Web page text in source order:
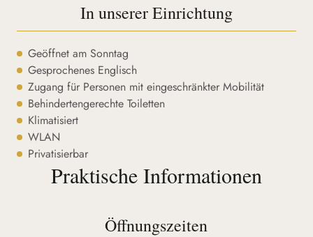
In unserer Einrichtung
Geöffnet am Sonntag
Gesprochenes Englisch
Zugang für Personen mit eingeschränkter Mobilität
Behindertengerechte Toiletten
Klimatisiert
WLAN
Privatisierbar
Praktische Informationen
Öffnungszeiten